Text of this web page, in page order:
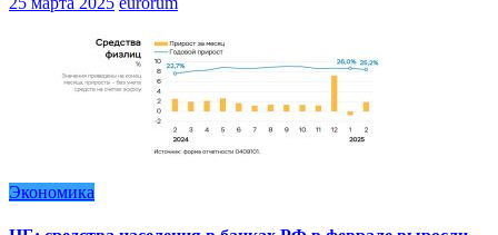
Экономика